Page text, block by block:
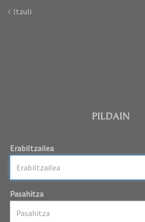
Itzuli
PILDAIN
Erabiltzailea
Pasahitza